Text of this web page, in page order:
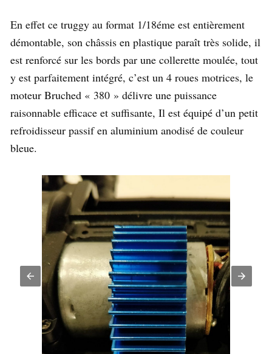
En effet ce truggy au format 1/18éme est entièrement
démontable, son châssis en plastique paraît très solide, il
est renforcé sur les bords par une collerette moulée, tout
y est parfaitement intégré, c’est un 4 roues motrices, le
moteur Bruched « 380 » délivre une puissance
raisonnable efficace et suffisante, Il est équipé d’un petit
refroidisseur passif en aluminium anodisé de couleur
bleue.